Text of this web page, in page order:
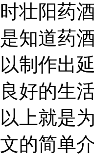
时壮阳药
是知道药
以制作出
良好的生
以上就是
文的简单